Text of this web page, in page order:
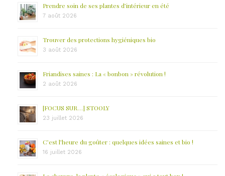
Prendre soin de ses plantes d’intérieur en été
7 août 2026
Trouver des protections hygiéniques bio
3 août 2026
Friandises saines : La « bonbon » révolution !
2 août 2026
[FOCUS SUR…] STOOLY
23 juillet 2026
C’est l’heure du goûter : quelques idées saines et bio !
16 juillet 2026